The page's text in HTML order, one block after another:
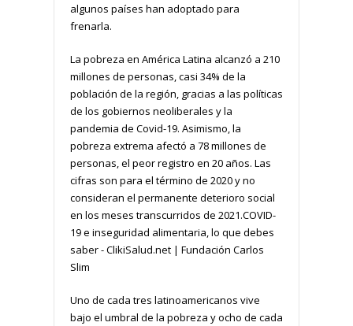
algunos países han adoptado para
frenarla.
La pobreza en América Latina alcanzó a 210
millones de personas, casi 34% de la
población de la región, gracias a las políticas
de los gobiernos neoliberales y la
pandemia de Covid-19. Asimismo, la
pobreza extrema afectó a 78 millones de
personas, el peor registro en 20 años. Las
cifras son para el término de 2020 y no
consideran el permanente deterioro social
en los meses transcurridos de 2021.COVID-
19 e inseguridad alimentaria, lo que debes
saber - ClikiSalud.net | Fundación Carlos
Slim
Uno de cada tres latinoamericanos vive
bajo el umbral de la pobreza y ocho de cada